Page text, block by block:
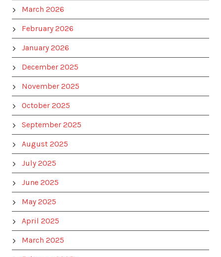
March 2026
February 2026
January 2026
December 2025
November 2025
October 2025
September 2025
August 2025
July 2025
June 2025
May 2025
April 2025
March 2025